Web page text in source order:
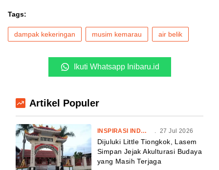
Tags:
dampak kekeringan musim kemarau air belik
Ikuti Whatsapp Inibaru.id
Artikel Populer
INSPIRASI INDONESIA . 27 Jul 2026
Dijuluki Little Tiongkok, Lasem
Simpan Jejak Akulturasi Budaya
yang Masih Terjaga